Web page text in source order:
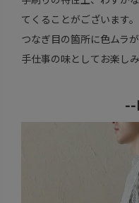
てくることがございます。
つなぎ目の箇所に色ムラ
手仕事の味としてお楽し